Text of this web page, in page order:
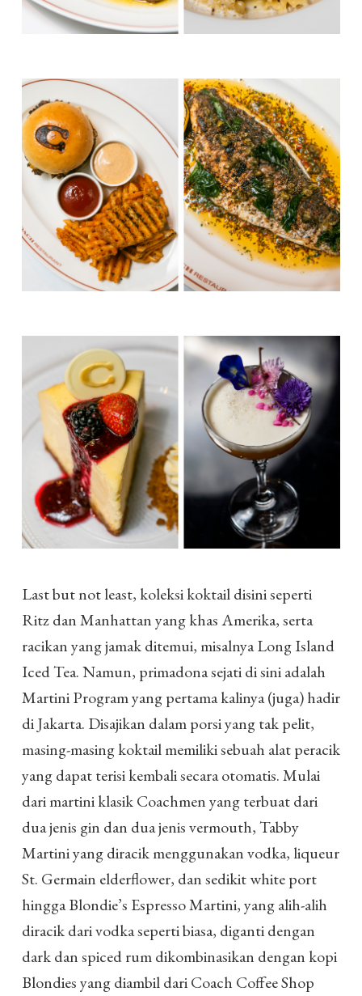
Last but not least, koleksi koktail disini seperti
Ritz dan Manhattan yang khas Amerika, serta
racikan yang jamak ditemui, misalnya Long Island
Iced Tea. Namun, primadona sejati di sini adalah
Martini Program yang pertama kalinya (juga) hadir
di Jakarta. Disajikan dalam porsi yang tak pelit,
masing-masing koktail memiliki sebuah alat peracik
yang dapat terisi kembali secara otomatis. Mulai
dari martini klasik Coachmen yang terbuat dari
dua jenis gin dan dua jenis vermouth, Tabby
Martini yang diracik menggunakan vodka, liqueur
St. Germain elderflower, dan sedikit white port
hingga Blondie’s Espresso Martini, yang alih-alih
diracik dari vodka seperti biasa, diganti dengan
dark dan spiced rum dikombinasikan dengan kopi
Blondies yang diambil dari Coach Coffee Shop